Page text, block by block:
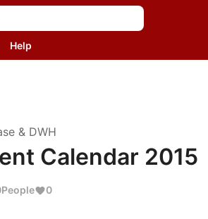
Help
& DWH
Calendar 2015
People 0